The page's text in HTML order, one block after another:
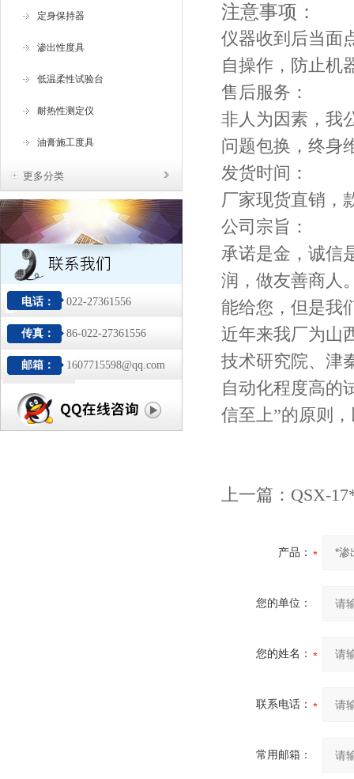
定身保持器
渗出性度具
低温柔性试验台
耐热性测定仪
油膏施工度具
更多分类
电话： 022-27361556
传真： 86-022-27361556
邮箱： 1607715598@qq.com
注意事项：
仪器收到后当面
自操作，防止机
售后服务：
非人为因素，我
问题包换，终身
发货时间：
厂家现货直销，
公司宗旨：
承诺是金，诚信
润，做友善商人
能给您，但是我
近年来我厂为山
技术研究院、津
自动化程度高的
信至上”的原则
上一篇： QSX-
产品：
您的单位：
您的姓名：
联系电话：
常用邮箱：